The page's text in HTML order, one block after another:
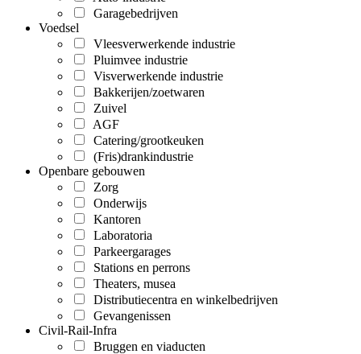
Garagebedrijven
Voedsel
Vleesverwerkende industrie
Pluimvee industrie
Visverwerkende industrie
Bakkerijen/zoetwaren
Zuivel
AGF
Catering/grootkeuken
(Fris)drankindustrie
Openbare gebouwen
Zorg
Onderwijs
Kantoren
Laboratoria
Parkeergarages
Stations en perrons
Theaters, musea
Distributiecentra en winkelbedrijven
Gevangenissen
Civil-Rail-Infra
Bruggen en viaducten